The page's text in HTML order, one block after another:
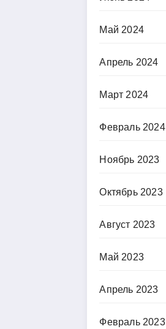
Май 2024
Апрель 2024
Март 2024
Февраль 2024
Ноябрь 2023
Октябрь 2023
Август 2023
Май 2023
Апрель 2023
Февраль 2023